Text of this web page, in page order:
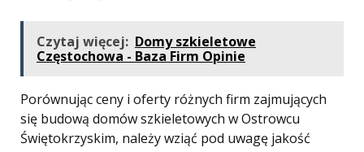
Czytaj więcej: Domy szkieletowe
Częstochowa - Baza Firm Opinie
Porównując ceny i oferty różnych firm zajmujących
się budową domów szkieletowych w Ostrowcu
Świętokrzyskim, należy wziąć pod uwagę jakość